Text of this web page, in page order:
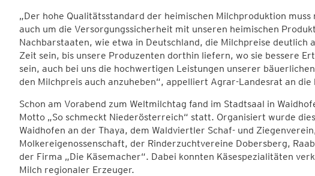
„Der hohe Qualitätsstandard der heimischen Milchproduktion
auch um die Versorgungssicherheit mit unseren heimischen
Nachbarstaaten, wie etwa in Deutschland, die Milchpreise deutlich
Zeit sein, bis unsere Produzenten dorthin liefern, wo sie bessere
sein, auch bei uns die hochwertigen Leistungen unserer
den Milchpreis auch anzuheben“, appelliert Agrar-Landesrat an
Schon am Vorabend zum Weltmilchtag fand im Stadtsaal in
Motto „So schmeckt Niederösterreich“ statt. Organisiert wurde
Waidhofen an der Thaya, dem Waldviertler Schaf- und
Molkereigenossenschaft, der Rinderzuchtvereine Dobersberg,
der Firma „Die Käsemacher“. Dabei konnten Käsespezialitäten
Milch regionaler Erzeuger.